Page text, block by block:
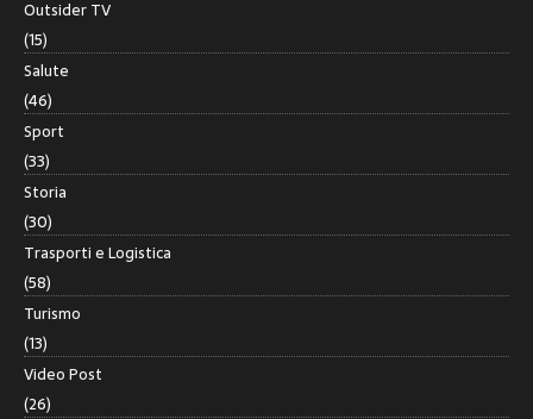
Outsider TV
(15)
Salute
(46)
Sport
(33)
Storia
(30)
Trasporti e Logistica
(58)
Turismo
(13)
Video Post
(26)